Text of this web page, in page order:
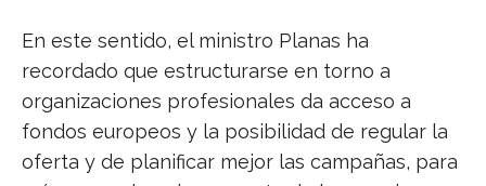
En este sentido, el ministro Planas ha
recordado que estructurarse en torno a
organizaciones profesionales da acceso a
fondos europeos y la posibilidad de regular la
oferta y de planificar mejor las campañas, para